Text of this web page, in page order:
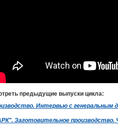
предыдущие выпуски цикла:
Интервью с генеральным
Заготовительное производство.